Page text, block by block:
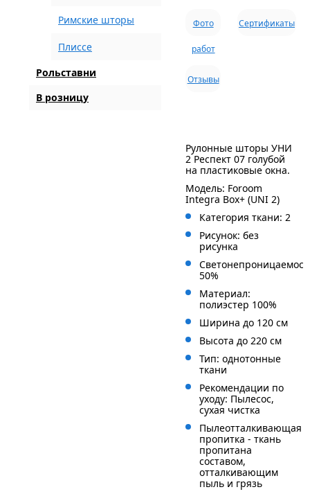
Римские шторы
Плиссе
Рольставни
В розницу
Фото
работ
Сертификаты
Отзывы
Рулонные шторы УНИ
2 Респект 07 голубой
на пластиковые окна.
Модель: Foroom
Integra Box+ (UNI 2)
Категория ткани: 2
Рисунок: без
рисунка
50%
Материал:
полиэстер 100%
Ширина до 120 см
Высота до 220 см
Тип: однотонные
ткани
Рекомендации по
уходу: Пылесос,
сухая чистка
Пылеотталкивающая
пропитка - ткань
пропитана
составом,
отталкивающим
пыль и грязь